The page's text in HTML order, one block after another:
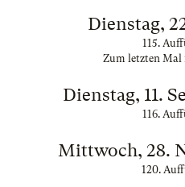
Dienstag,
115.
Zum letzten Mal
Dienstag, 11.
116.
Mittwoch, 28.
120.